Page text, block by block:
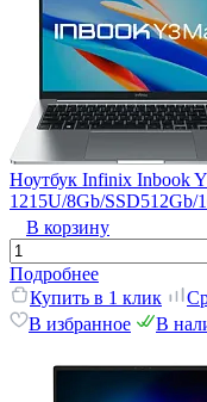
Ноутбук Infinix Inbook
1215U/8Gb/
В корзину
Подробнее
Купить в 1 клик
В избранное
В